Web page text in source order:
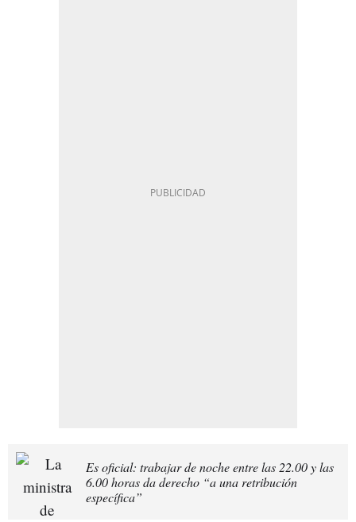
Es oficial: trabajar de noche entre las 22.00 y las
6.00 horas da derecho “a una retribución
específica”